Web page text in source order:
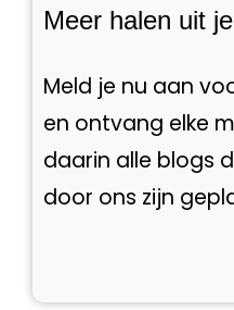
Meer halen uit
Meld je nu aan
en ontvang elke
daarin alle blogs
door ons zijn